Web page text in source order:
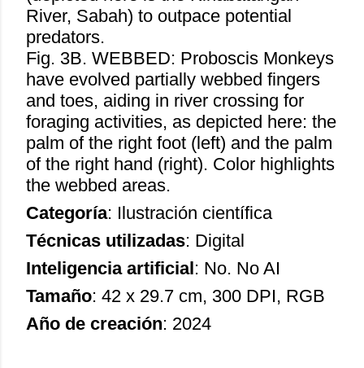
River, Sabah) to outpace potential
predators.
Fig. 3B. WEBBED: Proboscis Monkeys
have evolved partially webbed fingers
and toes, aiding in river crossing for
foraging activities, as depicted here: the
palm of the right foot (left) and the palm
of the right hand (right). Color highlights
the webbed areas.
Categoría: Ilustración científica
Técnicas utilizadas: Digital
Inteligencia artificial: No. No AI
Tamaño: 42 x 29.7 cm, 300 DPI, RGB
Año de creación: 2024